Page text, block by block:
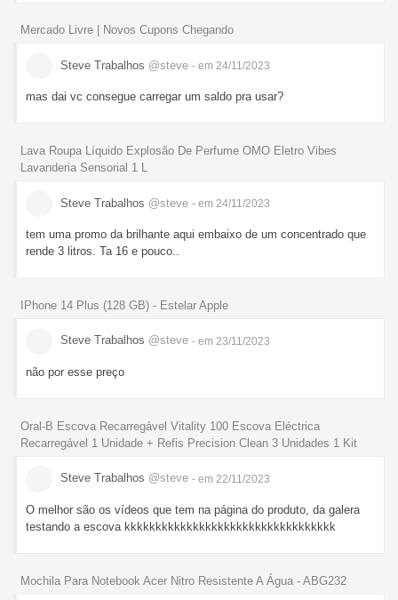
Mercado Livre | Novos Cupons Chegando
Steve Trabalhos @steve - em 24/11/2023
mas dai vc consegue carregar um saldo pra usar?
Lava Roupa Líquido Explosão De Perfume OMO Eletro Vibes
Lavanderia Sensorial 1 L
Steve Trabalhos @steve - em 24/11/2023
tem uma promo da brilhante aqui embaixo de um concentrado que
rende 3 litros. Ta 16 e pouco..
IPhone 14 Plus (128 GB) - Estelar Apple
Steve Trabalhos @steve - em 23/11/2023
não por esse preço
Oral-B Escova Recarregável Vitality 100 Escova Eléctrica
Recarregável 1 Unidade + Refis Precision Clean 3 Unidades 1 Kit
Steve Trabalhos @steve - em 22/11/2023
O melhor são os vídeos que tem na página do produto, da galera
testando a escova kkkkkkkkkkkkkkkkkkkkkkkkkkkkkkkkkk
Mochila Para Notebook Acer Nitro Resistente A Água - ABG232